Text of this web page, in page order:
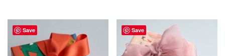
Save Save